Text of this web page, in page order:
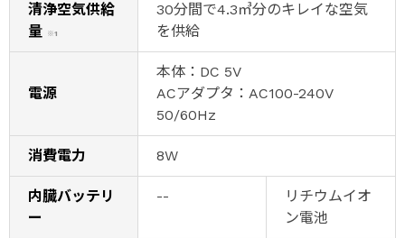
清浄空気供給
量
※1
30分間で4.3㎥分のキレイな空気
を供給
電源
本体：DC 5V
ACアダプタ：AC100-240V
50/60Hz
消費電力 8W
内臓バッテリ
ー
--
リチウムイオ
ン電池